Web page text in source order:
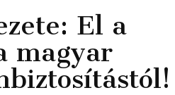
El a
magyar